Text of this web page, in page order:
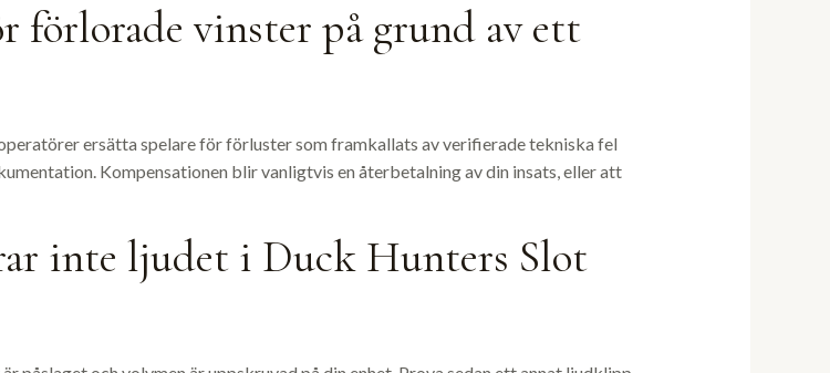
förlorade vinster på grund av ett
ersätta spelare för förluster som framkallats av verifierade tekniska fel
Kompensationen blir vanligtvis en återbetalning av din insats, eller att
inte ljudet i Duck Hunters Slot